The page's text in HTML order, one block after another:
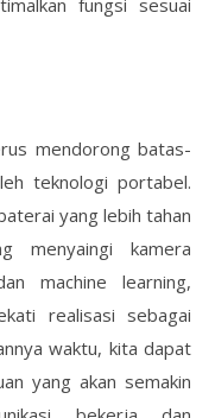
fungsi sesuai
mendorong batas-
teknologi portabel.
yang lebih tahan
menyaingi kamera
machine learning,
realisasi sebagai
waktu, kita dapat
yang akan semakin